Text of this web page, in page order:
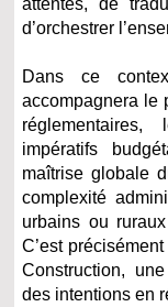
d’orchestrer
Dans ce
accompagnera le
impératifs
maîtrise globale
complexité
urbains ou
C’est
Construction,
des intentions en